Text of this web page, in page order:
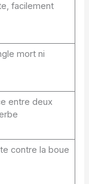
facilement
mort ni
entre deux
contre la boue